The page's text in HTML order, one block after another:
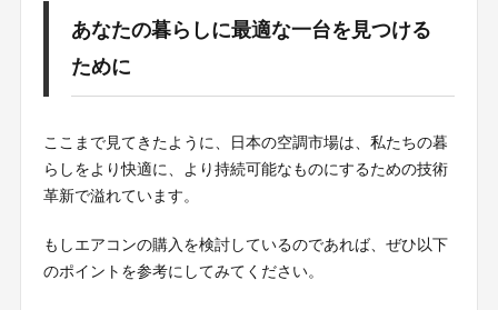
あなたの暮らしに最適な一台を見つける
ために
ここまで見てきたように、日本の空調市場は、私たちの暮
らしをより快適に、より持続可能なものにするための技術
革新で溢れています。
もしエアコンの購入を検討しているのであれば、ぜひ以下
のポイントを参考にしてみてください。